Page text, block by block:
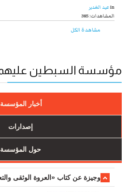
inعيد الغدير
385 :المشاهدات
مشاهدة الكل
مؤسسة السبطين
أخبار المؤسسة
إصدارات
حول المؤسسة
وجیزة عن کتاب «العروة الوثقی